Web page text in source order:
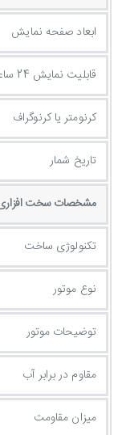
ابعاد صفحه نمایش
قابلیت نمایش 24 ساعته
کرنومتر یا کرنوگراف
تاریخ شمار
مشخصات سخت
تکنولوژی ساخت
نوع موتور
توضیحات موتور
مقاوم در برابر آب
میزان مقاومت